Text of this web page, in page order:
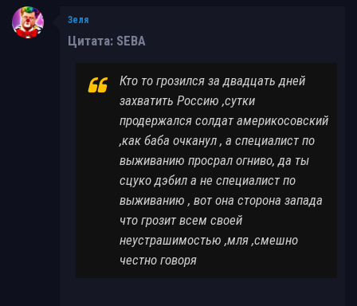
Зеля
Цитата: SEBA
Кто то грозился за двадцать дней
захватить Россию ,сутки
продержался солдат америкосовский
,как баба очканул , а специалист по
выживанию просрал огниво, да ты
сцуко дэбил а не специалист по
выживанию , вот она сторона запада
что грозит всем своей
неустрашимостью ,мля ,смешно
честно говоря